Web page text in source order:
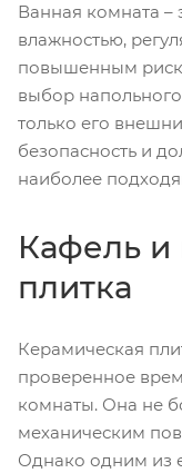
Ванная комната
влажностью,
повышенным
выбор
только его
безопасность и
наиболее
Кафель и
плитка
Керамическая
проверенное
комнаты. Она не
механическим
Однако одним из